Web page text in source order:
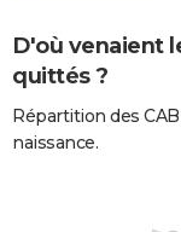
D'où venaient
quittés ?
Répartition des
naissance.